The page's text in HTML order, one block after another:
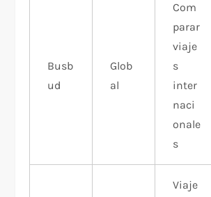
Busb
ud
Glob
al
Com
parar
viaje
s
inter
naci
onale
s
Viaje